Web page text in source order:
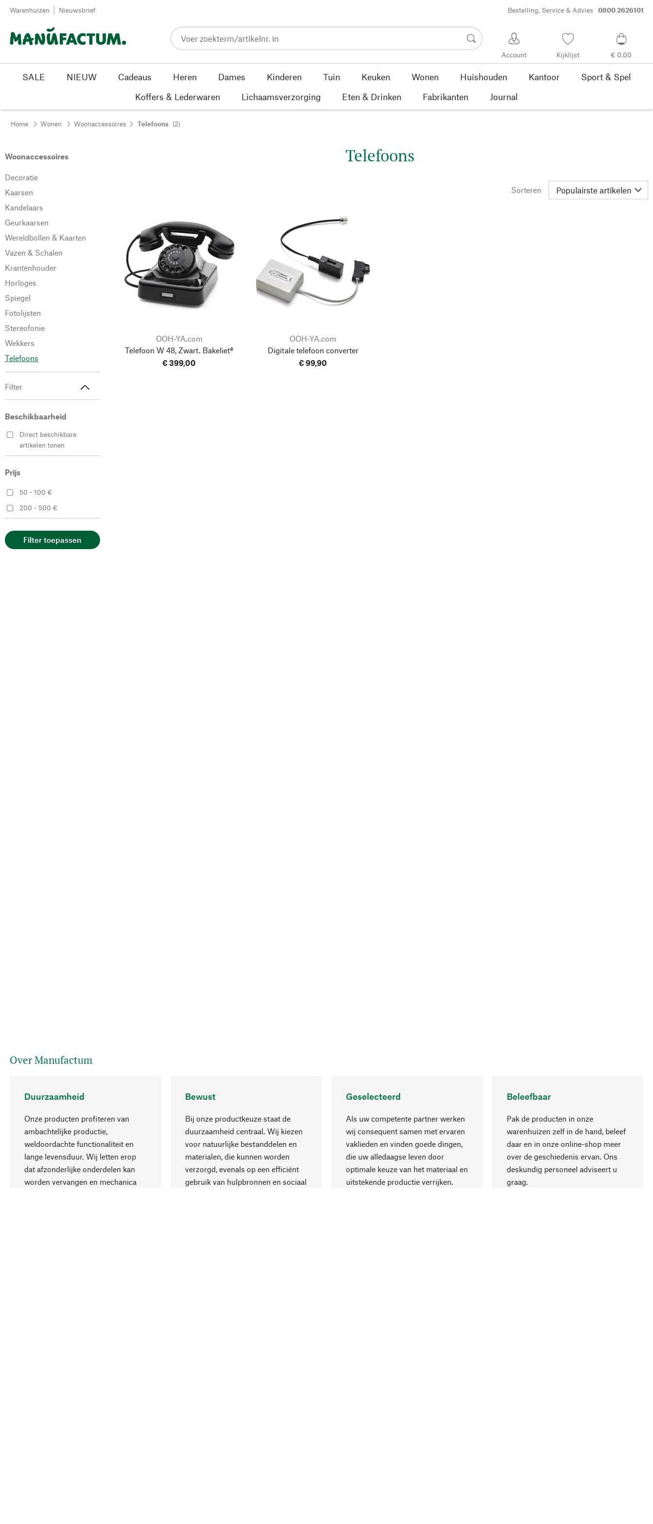
Passer au contenu
Warenhuizen Nieuwsbrief Bestelling, Service & Advies 0800 2626101
Account Kijklijst € 0,00
SALE NIEUW Cadeaus Heren Dames Kinderen Tuin Keuken Wonen Huishouden Kantoor
Sport & Spel
Koffers & Lederwaren
Lichaamsverzorging Eten & Drinken Fabrikanten Journal
Home Wonen Woonaccessoires Telefoons (2)
Woonaccessoires
Decoratie
Kaarsen
Kandelaars
Geurkaarsen
Wereldbollen & Kaarten
Vazen & Schalen
Krantenhouder
Horloges
Spiegel
Fotolijsten
Stereofonie
Wekkers
Telefoons
Filter
Beschikbaarheid
Direct beschikbare
artikelen tonen
Prijs
50 - 100 €
200 - 500 €
Filter toepassen
Telefoons
Sorteren
OOH-YA.com
Telefoon W 48, Zwart. Bakeliet®
€ 399,00
OOH-YA.com
Digitale telefoon converter
€ 99,90
Over Manufactum
Duurzaamheid
Onze producten profiteren van
ambachtelijke productie,
weldoordachte functionaliteit en
lange levensduur. Wij letten erop
dat afzonderlijke onderdelen kan
worden vervangen en mechanica
Bewust
Bij onze productkeuze staat de
duurzaamheid centraal. Wij kiezen
voor natuurlijke bestanddelen en
materialen, die kunnen worden
verzorgd, evenals op een efficiënt
gebruik van hulpbronnen en sociaal
Geselecteerd
Als uw competente partner werken
wij consequent samen met ervaren
vaklieden en vinden goede dingen,
die uw alledaagse leven door
optimale keuze van het materiaal en
uitstekende productie verrijken.
Beleefbaar
Pak de producten in onze
warenhuizen zelf in de hand, beleef
daar en in onze online-shop meer
over de geschiedenis ervan. Ons
deskundig personeel adviseert u
graag.
Naar boven